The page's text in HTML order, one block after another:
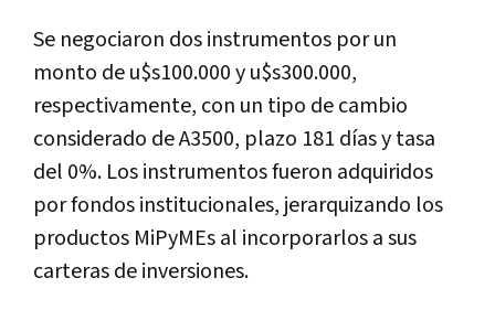
Se negociaron dos instrumentos por un
monto de u$s100.000 y u$s300.000,
respectivamente, con un tipo de cambio
considerado de A3500, plazo 181 días y tasa
del 0%. Los instrumentos fueron adquiridos
por fondos institucionales, jerarquizando los
productos MiPyMEs al incorporarlos a sus
carteras de inversiones.